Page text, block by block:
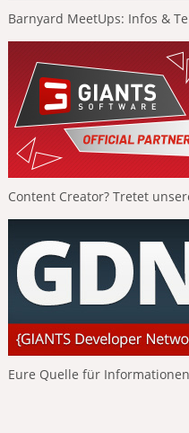
Barnyard MeetUps: Infos &
Content Creator? Tretet
Eure Quelle für